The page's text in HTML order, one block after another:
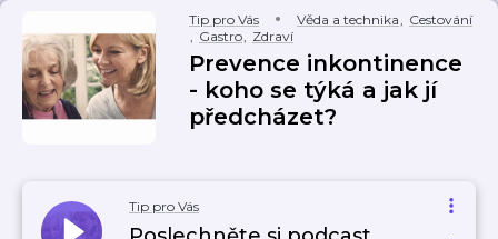
Tip pro Vás Věda a technika, Cestování
, Gastro, Zdraví
Prevence inkontinence
- koho se týká a jak jí
předcházet?
Tip pro Vás